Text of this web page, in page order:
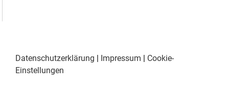
Datenschutzerklärung | Impressum | Cookie-
Einstellungen